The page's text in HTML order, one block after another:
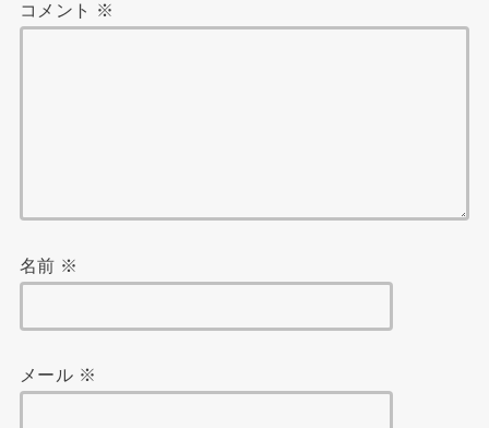
コメント ※
名前 ※
メール ※